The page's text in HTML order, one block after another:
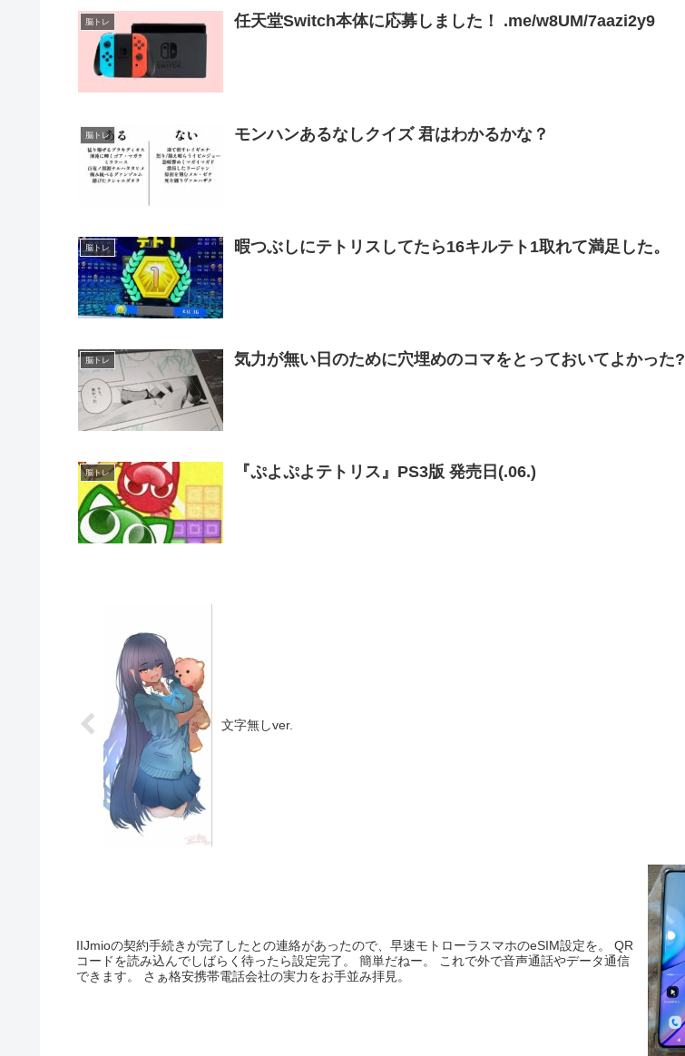
脳トレ 任天堂Switch本体に応募しました！ .me/w8UM/7aazi2y9
脳トレ モンハンあるなしクイズ 君はわかるかな？
脳トレ 暇つぶしにテトリスしてたら16キルテト1取れて満足した。
脳トレ 気力が無い日のために穴埋めのコマをとっておいてよかった?
脳トレ 『ぷよぷよテトリス』PS3版 発売日(.06.)
文字無しver.
IIJmioの契約手続きが完了したとの連絡があったので、早速モトローラスマホのeSIM設定を。 QR
コードを読み込んでしばらく待ったら設定完了。 簡単だねー。 これで外で音声通話やデータ通信
できます。 さぁ格安携帯電話会社の実力をお手並み拝見。